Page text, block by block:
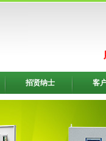
招贤纳士 客